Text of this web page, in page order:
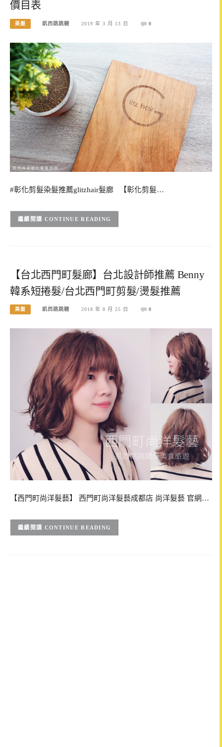
價目表
美髮 凱西跳跳糖 2019 年 3 月 13 日 0
#彰化剪髮染髮推薦glitzhair髮廊 【彰化剪髮…
CONTINUE READING
【台北西門町髮廊】台北設計師推薦 Benny
韓系短捲髮/台北西門町剪髮/燙髮推薦
美髮 凱西跳跳糖 2018 年 8 月 25 日 0
【西門町尚洋髮藝】 西門町尚洋髮藝成都店 尚洋髮藝 官網…
CONTINUE READING